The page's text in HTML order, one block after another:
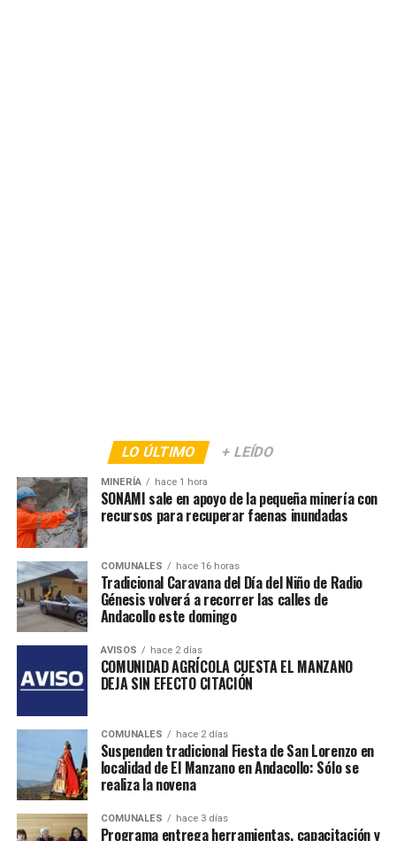
LO ÚLTIMO + LEÍDO
MINERÍA hace 1 hora
SONAMI sale en apoyo de la pequeña minería con
recursos para recuperar faenas inundadas
COMUNALES hace 16 horas
Tradicional Caravana del Día del Niño de Radio
Génesis volverá a recorrer las calles de
Andacollo este domingo
AVISOS hace 2 días
COMUNIDAD AGRÍCOLA CUESTA EL MANZANO
DEJA SIN EFECTO CITACIÓN
COMUNALES hace 2 días
Suspenden tradicional Fiesta de San Lorenzo en
localidad de El Manzano en Andacollo: Sólo se
realiza la novena
COMUNALES hace 3 días
Programa entrega herramientas, capacitación y